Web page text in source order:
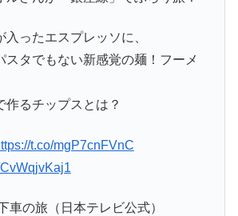
ったエスプレッソに、
スタでもない新感覚の麺！フーメ
作るチップスとは？
t.co/mgP7cnFVnC
の旅（日本テレビ公式）